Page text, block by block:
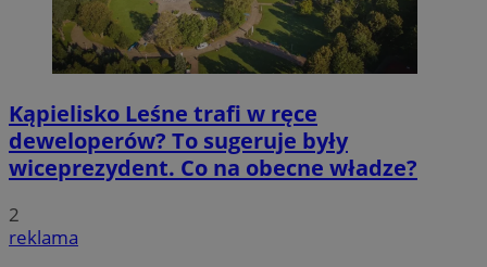
Kąpielisko Leśne trafi w ręce
deweloperów? To sugeruje były
wiceprezydent. Co na obecne władze?
2
reklama